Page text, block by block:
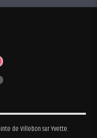
de Villebon sur Yvette.